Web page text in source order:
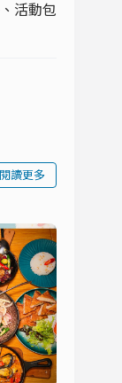
活動包
閱讀更多